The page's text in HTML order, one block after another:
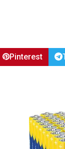
Pinterest